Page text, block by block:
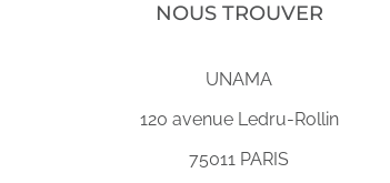
NOUS TROUVER
UNAMA
120 avenue Ledru-Rollin
75011 PARIS